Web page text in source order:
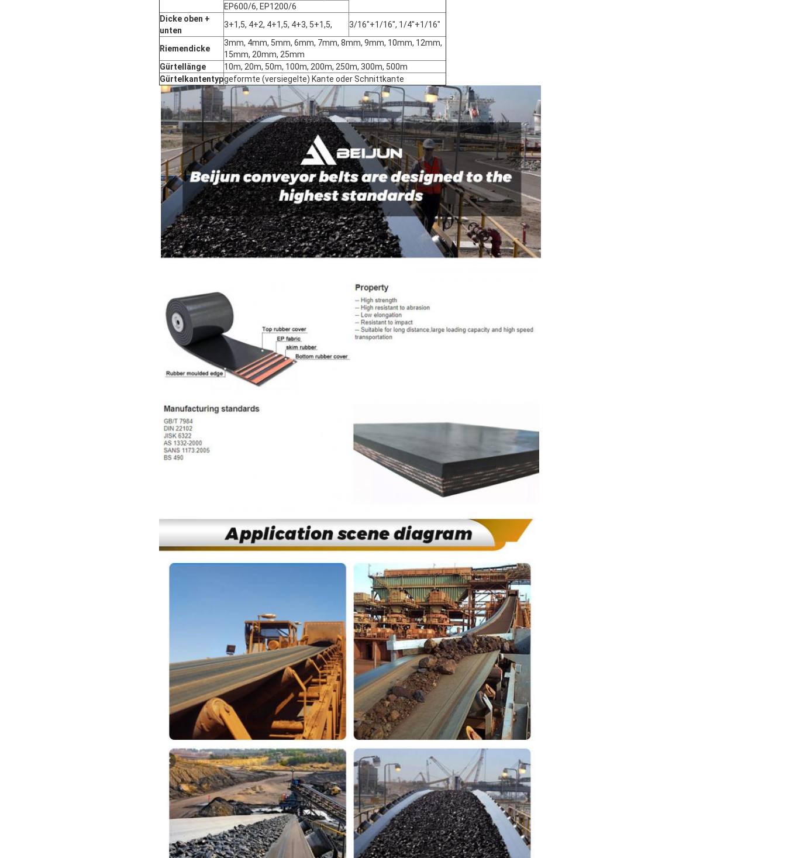
EP600/6, EP1200/6
Dicke oben +
unten
3+1,5, 4+2, 4+1,5, 4+3, 5+1,5, 3/16"+1/16", 1/4"+1/16"
Riemendicke
3mm, 4mm, 5mm, 6mm, 7mm, 8mm, 9mm, 10mm, 12mm,
15mm, 20mm, 25mm
Gürtellänge
10m, 20m, 50m, 100m, 200m, 250m, 300m, 500m
Gürtelkantentypgeformte (versiegelte) Kante oder Schnittkante